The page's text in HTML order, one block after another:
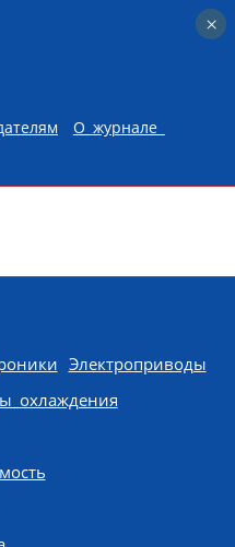
О журнале
Электроприводы
охлаждения
×
×